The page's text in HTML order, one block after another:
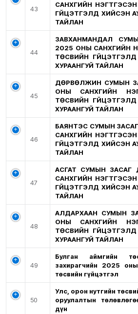
43
САНХҮҮГИЙН
ГҮЙЦЭТГЭЛД ХИЙСЭН
ТАЙЛАН
44
ЗАВХАНМАНДАЛ
2025 ОНЫ САНХҮҮГИЙН
ТӨСВИЙН
ХУРААНГУЙ ТАЙЛАН
45
ДӨРВӨЛЖИН СУМЫН
ОНЫ САНХҮҮГИЙН
ТӨСВИЙН
ХУРААНГУЙ ТАЙЛАН
46
БАЯНТЭС СУМЫН
САНХҮҮГИЙН
ГҮЙЦЭТГЭЛД ХИЙСЭН
ТАЙЛАН
47
АСГАТ СУМЫН ЗАСАГ
САНХҮҮГИЙН
ГҮЙЦЭТГЭЛД ХИЙСЭН
ТАЙЛАН
48
АЛДАРХААН СУМЫН
ОНЫ САНХҮҮГИЙН
ТӨСВИЙН
ХУРААНГУЙ ТАЙЛАН
49
Булган аймгийн
захирагчийн 2025
төсвийн гүйцэтгэл
50
Улс, орон нутгийн
оруулалтын
дүн